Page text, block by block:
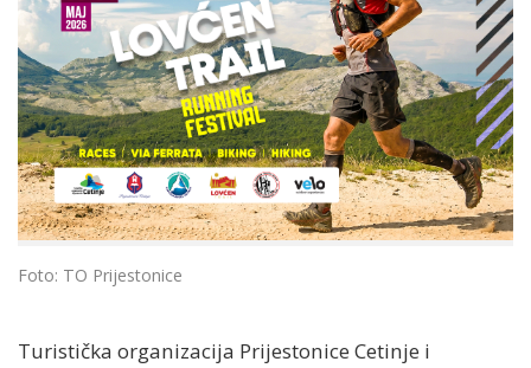
Foto: TO Prijestonice
Turistička organizacija Prijestonice Cetinje i